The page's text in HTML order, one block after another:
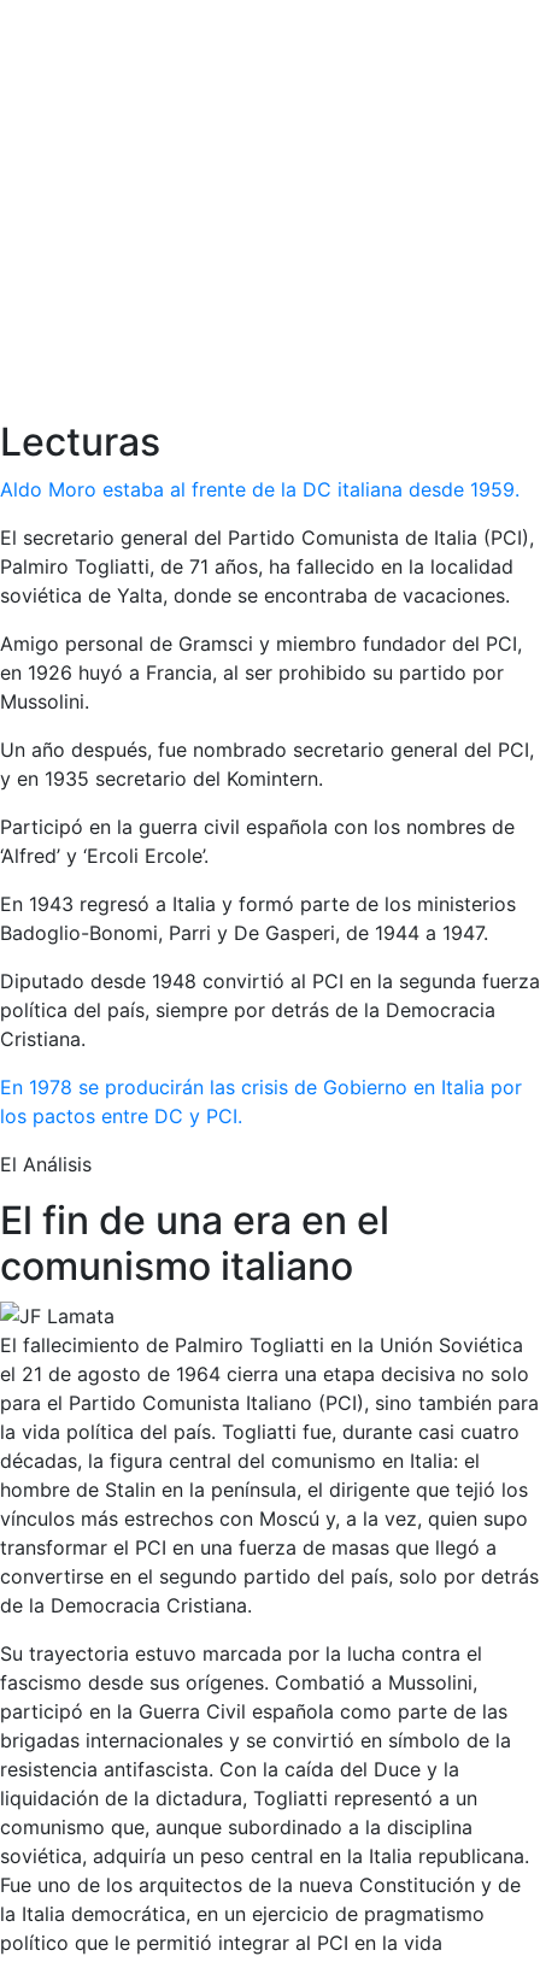
Lecturas
Aldo Moro estaba al frente de la DC italiana desde 1959.
El secretario general del Partido Comunista de Italia (PCI),
Palmiro Togliatti, de 71 años, ha fallecido en la localidad
soviética de Yalta, donde se encontraba de vacaciones.
Amigo personal de Gramsci y miembro fundador del PCI,
en 1926 huyó a Francia, al ser prohibido su partido por
Mussolini.
Un año después, fue nombrado secretario general del PCI,
y en 1935 secretario del Komintern.
Participó en la guerra civil española con los nombres de
‘Alfred’ y ‘Ercoli Ercole’.
En 1943 regresó a Italia y formó parte de los ministerios
Badoglio-Bonomi, Parri y De Gasperi, de 1944 a 1947.
Diputado desde 1948 convirtió al PCI en la segunda fuerza
política del país, siempre por detrás de la Democracia
Cristiana.
En 1978 se producirán las crisis de Gobierno en Italia por
los pactos entre DC y PCI.
El Análisis
El fin de una era en el
comunismo italiano
El fallecimiento de Palmiro Togliatti en la Unión Soviética
el 21 de agosto de 1964 cierra una etapa decisiva no solo
para el Partido Comunista Italiano (PCI), sino también para
la vida política del país. Togliatti fue, durante casi cuatro
décadas, la figura central del comunismo en Italia: el
hombre de Stalin en la península, el dirigente que tejió los
vínculos más estrechos con Moscú y, a la vez, quien supo
transformar el PCI en una fuerza de masas que llegó a
convertirse en el segundo partido del país, solo por detrás
de la Democracia Cristiana.
Su trayectoria estuvo marcada por la lucha contra el
fascismo desde sus orígenes. Combatió a Mussolini,
participó en la Guerra Civil española como parte de las
brigadas internacionales y se convirtió en símbolo de la
resistencia antifascista. Con la caída del Duce y la
liquidación de la dictadura, Togliatti representó a un
comunismo que, aunque subordinado a la disciplina
soviética, adquiría un peso central en la Italia republicana.
Fue uno de los arquitectos de la nueva Constitución y de
la Italia democrática, en un ejercicio de pragmatismo
político que le permitió integrar al PCI en la vida